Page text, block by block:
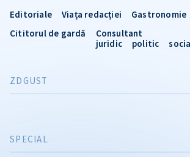
SPECIAL
Editoriale
Viața redacției Gastronomie
Cititorul de gardă
Consultant
juridic
politic
ZDGUST